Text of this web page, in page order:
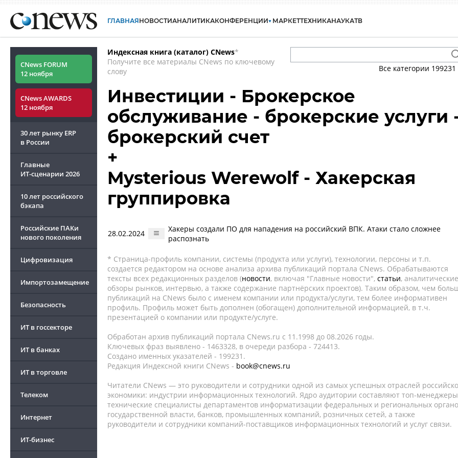
ГЛАВНАЯНОВОСТИАНАЛИТИКАКОНФЕРЕНЦИИ МАРКЕТТЕХНИКАНАУКАТВ
CNews FORUM
12 ноября
CNews AWARDS
12 ноября
30 лет рынку ERP
в России
Главные
ИТ-сценарии 2026
10 лет российского
бэкапа
Российские ПАКи
нового поколения
Цифровизация
Импортозамещение
Безопасность
ИТ в госсекторе
ИТ в банках
ИТ в торговле
Телеком
Интернет
ИТ-бизнес
Индексная книга (каталог) CNews*
Получите все материалы CNews по ключевому
слову
Все категории 199231
Инвестиции - Брокерское
обслуживание - брокерские услуги
брокерский счет
+
Mysterious Werewolf - Хакерская
группировка
28.02.2024
Хакеры создали ПО для нападения на российский ВПК. Атаки стало сложнее
распознать
* Страница-профиль компании, системы (продукта или услуги), технологии, персоны и т.п.
создается редактором на основе анализа архива публикаций портала CNews. Обрабатываются
тексты всех редакционных разделов (новости, включая "Главные новости", статьи, аналитические
обзоры рынков, интервью, а также содержание партнёрских проектов). Таким образом, чем
публикаций на CNews было с именем компании или продукта/услуги, тем более информативен
профиль. Профиль может быть дополнен (обогащен) дополнительной информацией, в т.ч.
презентацией о компании или продукте/услуге.
Обработан архив публикаций портала CNews.ru c 11.1998 до 08.2026 годы.
Ключевых фраз выявлено - 1463328, в очереди разбора - 724413.
Создано именных указателей - 199231.
Редакция Индексной книги CNews - book@cnews.ru
Читатели CNews — это руководители и сотрудники одной из самых успешных отраслей
экономики: индустрии информационных технологий. Ядро аудитории составляют топ-
технические специалисты департаментов информатизации федеральных и региональных
государственной власти, банков, промышленных компаний, розничных сетей, а также
руководители и сотрудники компаний-поставщиков информационных технологий и услуг связи.